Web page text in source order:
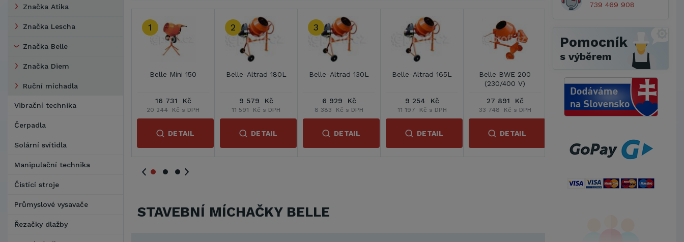
Značka Atika
Značka Lescha
Značka Belle
Značka Diem
Ruční míchadla
Vibrační technika
Čerpadla
Solární svítidla
Manipulační technika
Čistící stroje
Průmyslové vysavače
Řezačky dlažby
2
11 591 Kč s DPH
Belle-Altrad 130L
6 929 Kč
8 383 Kč s DPH
DETAIL
Belle-Altrad 165L
11 197 Kč s DPH
DETAIL
Belle BWE 200
27 891 Kč
33 748 Kč s DPH
DETAIL
Belle BWE 150
27 435 Kč
33 196 Kč s DPH
DETAIL
Belle BWE 250
(230/400 V)
33 759 Kč
40 848 Kč s DPH
DETAIL
Belle Mini 150-
Honda
26 645 Kč
32 240 Kč s DPH
16 731 Kč
20 244 Kč s DPH
STAVEBNÍ MÍCHAČKY BELLE
739 469 908
Pomocník
s výběrem